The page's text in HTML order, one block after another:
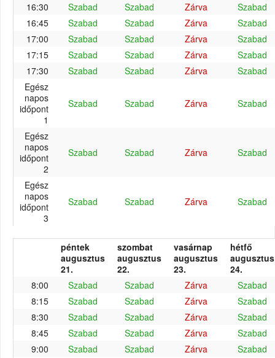
16:30 Szabad Szabad Zárva
Szabad
16:45
Szabad Szabad Zárva
Szabad
17:00
Szabad Szabad Zárva
Szabad
17:15
Szabad Szabad Zárva
Szabad
17:30
Szabad Szabad Zárva
Szabad
Egész
napos
időpont
1
Szabad Szabad Zárva Szabad
Egész
napos
időpont
2
Szabad Szabad Zárva Szabad
Egész
napos
időpont
3
Szabad Szabad Zárva Szabad
péntek
augusztus
21.
szombat
augusztus
22.
vasárnap
augusztus
23.
hétfő
augusztus
24.
8:00
Szabad Szabad Zárva
Szabad
8:15
Szabad Szabad Zárva
Szabad
8:30
Szabad Szabad Zárva
Szabad
8:45
Szabad Szabad Zárva
Szabad
9:00
Szabad Szabad Zárva
Szabad